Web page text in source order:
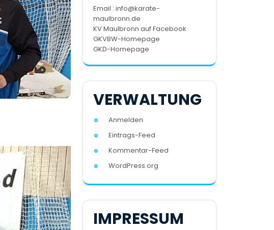
Email : info@karate-
maulbronn.de
KV Maulbronn auf Facebook
GKVBW-Homepage
GKD-Homepage
VERWALTUNG
Anmelden
Eintrags-Feed
Kommentar-Feed
WordPress.org
IMPRESSUM